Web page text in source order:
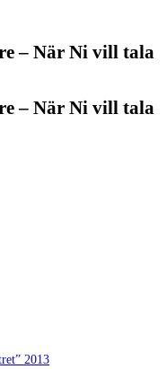
– När Ni vill tala
– När Ni vill tala
2013